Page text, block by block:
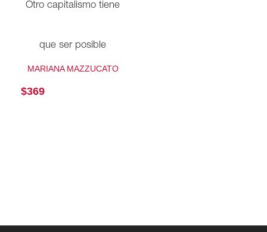
Otro capitalismo tiene
que ser posible
MARIANA MAZZUCATO
$369